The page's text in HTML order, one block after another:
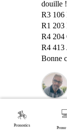
douille
R3 106
R1 203
R4 204
R4 413
Bonne
🏇
Pronostics
Prono